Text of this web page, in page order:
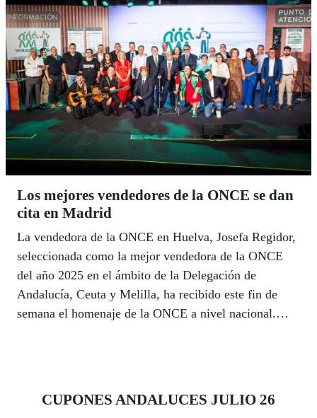
Los mejores vendedores de la ONCE se dan
cita en Madrid
La vendedora de la ONCE en Huelva, Josefa Regidor,
seleccionada como la mejor vendedora de la ONCE
del año 2025 en el ámbito de la Delegación de
Andalucía, Ceuta y Melilla, ha recibido este fin de
semana el homenaje de la ONCE a nivel nacional.
en su puesto de trabajo, la implicación con los clientes
CUPONES ANDALUCES JULIO 26